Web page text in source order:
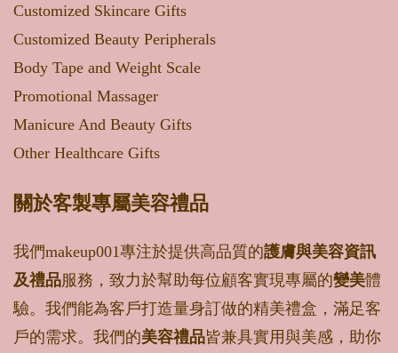
Customized Skincare Gifts
Customized Beauty Peripherals
Body Tape and Weight Scale
Promotional Massager
Manicure And Beauty Gifts
Other Healthcare Gifts
關於客製專屬美容禮品
我們makeup001專注於提供高品質的護膚與美容資訊
及禮品服務，致力於幫助每位顧客實現專屬的變美體
驗。我們能為客戶打造量身訂做的精美禮盒，滿足客
戶的需求。我們的美容禮品皆兼具實用與美感，助你